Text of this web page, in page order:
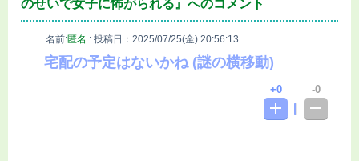
のせいで女子に怖がられる』へのコメント
名前:匿名 : 投稿日：2025/07/25(金) 20:56:13
宅配の予定はないかね (謎の横移動)
0 0